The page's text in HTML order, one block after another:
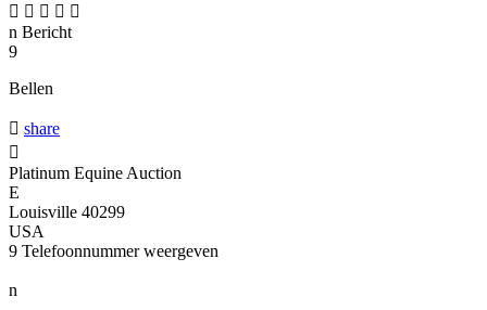
    
n Bericht
9
Bellen
 share

Platinum Equine Auction
E
Louisville 40299
USA
9 Telefoonnummer weergeven
n